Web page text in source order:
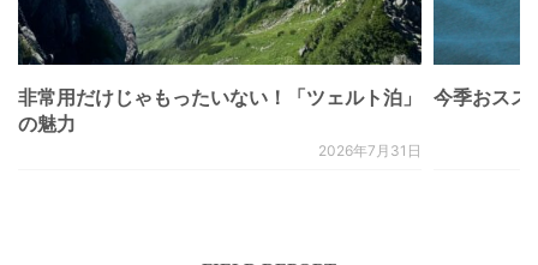
非常用だけじゃもったいない！「ツェルト泊」
の魅力
2026年7月31日
今季おスス